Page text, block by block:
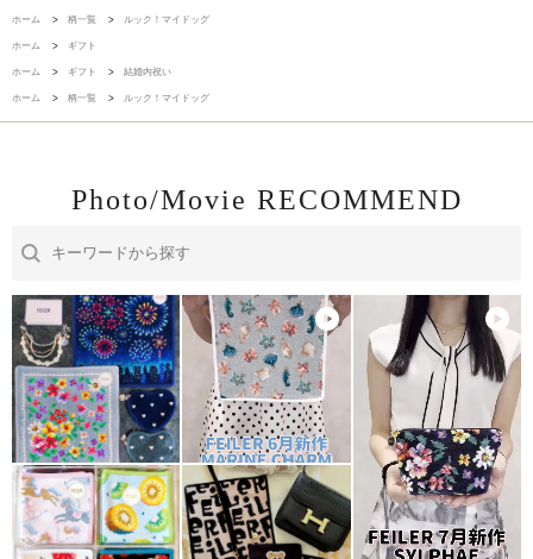
ホーム > 柄一覧 > ルック！マイドッグ
ホーム > ギフト
ホーム > ギフト > 結婚内祝い
ホーム > 柄一覧 > ルック！マイドッグ
Photo/Movie RECOMMEND